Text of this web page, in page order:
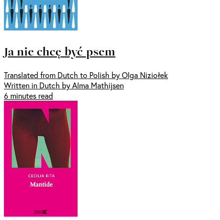
Ja nie chcę być psem
Translated from Dutch to Polish by Olga Niziołek
Written in Dutch by Alma Mathijsen
6 minutes read